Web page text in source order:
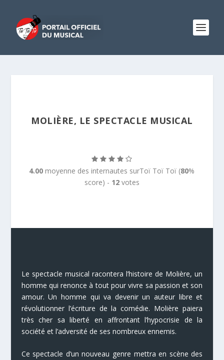
MOLIÈRE, LE SPECTACLE MUSICAL
4.00 moyenne des internautes surToï Toï Toï (80%
score) - 12votes
Le spectacle musical racontera l’histoire de Molière, un
homme qui renonce à tout pour vivre sa passion et son
amour. Un homme qui va devenir un auteur libre et
révolutionner l’écriture de la comédie. Molière paiera
très cher sa liberté en affrontant l’hypocrisie de la
société et l’adversité de ses nombreux ennemis.
Ce spectacle d’un nouveau genre mettra en scène des